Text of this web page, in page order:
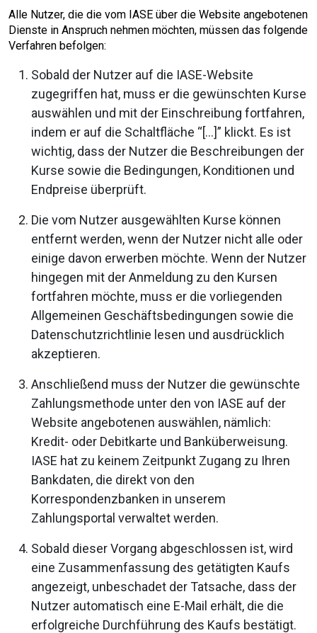
Alle Nutzer, die die vom IASE über die Website angebotenen
Dienste in Anspruch nehmen möchten, müssen das folgende
Verfahren befolgen:
Sobald der Nutzer auf die IASE-Website
zugegriffen hat, muss er die gewünschten Kurse
auswählen und mit der Einschreibung fortfahren,
indem er auf die Schaltfläche “[…]” klickt. Es ist
wichtig, dass der Nutzer die Beschreibungen der
Kurse sowie die Bedingungen, Konditionen und
Endpreise überprüft.
Die vom Nutzer ausgewählten Kurse können
entfernt werden, wenn der Nutzer nicht alle oder
einige davon erwerben möchte. Wenn der Nutzer
hingegen mit der Anmeldung zu den Kursen
fortfahren möchte, muss er die vorliegenden
Allgemeinen Geschäftsbedingungen sowie die
Datenschutzrichtlinie lesen und ausdrücklich
akzeptieren.
Anschließend muss der Nutzer die gewünschte
Zahlungsmethode unter den von IASE auf der
Website angebotenen auswählen, nämlich:
Kredit- oder Debitkarte und Banküberweisung.
IASE hat zu keinem Zeitpunkt Zugang zu Ihren
Bankdaten, die direkt von den
Korrespondenzbanken in unserem
Zahlungsportal verwaltet werden.
Sobald dieser Vorgang abgeschlossen ist, wird
eine Zusammenfassung des getätigten Kaufs
angezeigt, unbeschadet der Tatsache, dass der
Nutzer automatisch eine E-Mail erhält, die die
erfolgreiche Durchführung des Kaufs bestätigt.